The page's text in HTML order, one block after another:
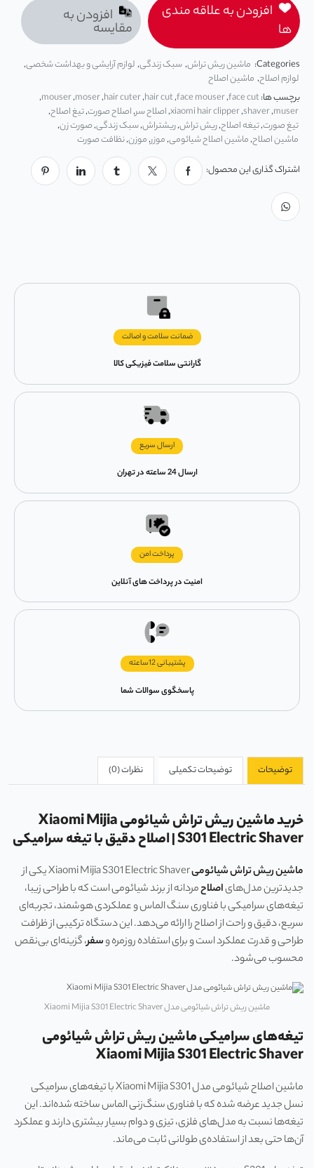
افزودن به علاقه مندی
ها
افزودن به
مقایسه
Categories: ماشین ریش تراش,سبک زندگی,لوازم آرایشی و بهداشت شخصی,
لوازم اصلاح, ماشین اصلاح
برچسب ها:face cut
,
face mouser
,
hair cut
,
hair cuter
,
moser
,
mouser
,
muser
,
shaver
,
xiaomi hair clipper
,اصلاح سر,اصلاح صورت,تیغ اصلاح,
تیغ صورت,تیغه اصلاح,ریش تراش,ریشتراش,سبک زندگی,صورت زن,
ماشین اصلاح,ماشین اصلاح شیائومی,موزر,موزن,نظافت صورت
اشتراک گذاری این محصول:
ضمانت سلامت و اصالت
گارانتی سلامت فیزیکی کالا
ارسال سریع
ارسال 24 ساعته در تهران
پرداخت امن
امنیت در پرداخت های آنلاین
پشتیبانی 12ساعته
پاسخگوی سوالات شما
توضیحات توضیحات تکمیلی نظرات (0)
خرید ماشین ریش تراش شیائومی Xiaomi Mijia
S301 Electric Shaver | اصلاح دقیق با تیغه سرامیکی
ماشین ریش تراش شیائومی
Xiaomi Mijia S301 Electric Shaver یکی از
جدیدترین مدل‌هایاصلاحمردانه از برند شیائومی است که با طراحی زیبا،
تیغه‌های سرامیکی با فناوری سنگ الماس و عملکردی هوشمند، تجربه‌ای
سریع، دقیق و راحت از اصلاح را ارائه می‌دهد. این دستگاه ترکیبی از ظرافت
طراحی و قدرت عملکرد است و برای استفاده روزمره وسفر، گزینه‌ای بی‌نقص
محسوب می‌شود.
ماشین ریش تراش شیائومی مدل Xiaomi Mijia S301 Electric Shaver
تیغه‌های سرامیکی ماشین ریش تراش شیائومی
Xiaomi Mijia S301 Electric Shaver
ماشین اصلاح شیائومی مدل Xiaomi Mijia S301 با تیغه‌های سرامیکی
نسل جدید عرضه شده که با فناوری سنگ‌زنی الماس ساخته شده‌اند. این
تیغه‌ها نسبت به مدل‌های فلزی، تیزی و دوام بسیار بیشتری دارند و عملکرد
آن‌ها حتی بعد از استفاده‌ی طولانی ثابت می‌ماند.